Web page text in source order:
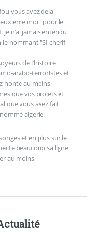
avez deja
mort pour le
je n’ai jamais entendu
le nommant "SI cherif
de l’histoire
arabo-terroristes et
honte au moins
que vos projets et
que vous avez fait
algerie.
et en plus sur le
beaucoup sa ligne
au moins